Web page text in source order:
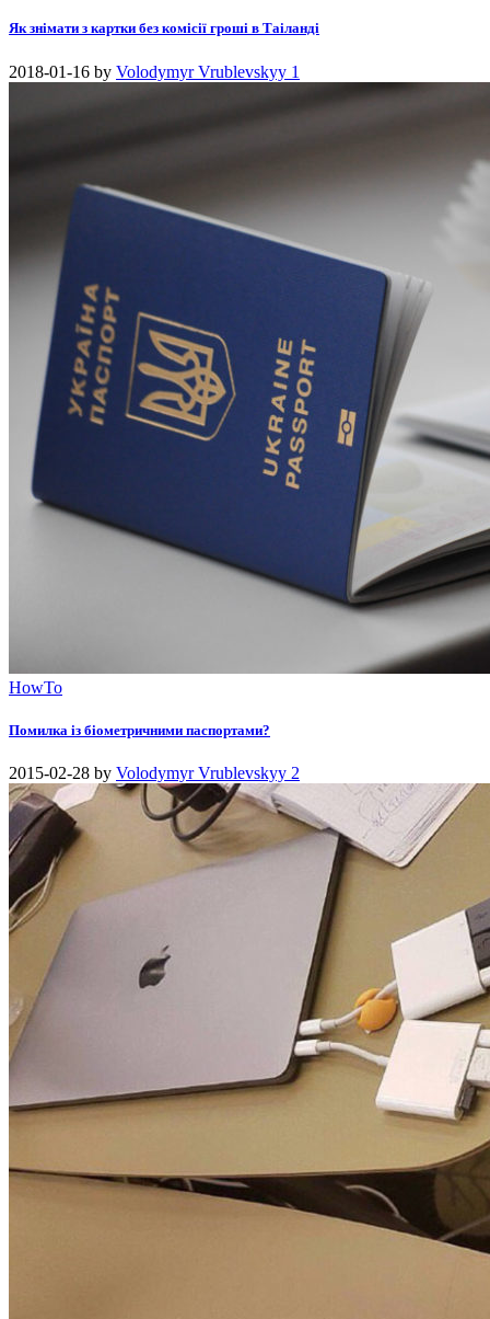
Як знімати з картки без комісії гроші в Таіланді
2018-01-16 by Volodymyr Vrublevskyy 1
HowTo
Помилка із біометричними паспортами?
2015-02-28 by Volodymyr Vrublevskyy 2